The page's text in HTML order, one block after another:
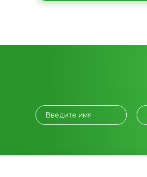
Введите имя